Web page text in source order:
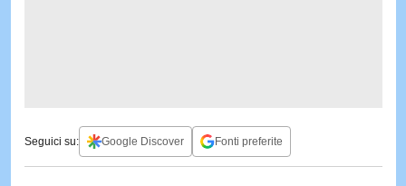
Seguici su: Google Discover Fonti preferite